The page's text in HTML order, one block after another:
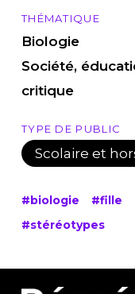
THÉMATIQUE
Biologie
Société,
critique
TYPE DE PUBLIC
Scolaire et
#biologie #fille
#stéréotypes